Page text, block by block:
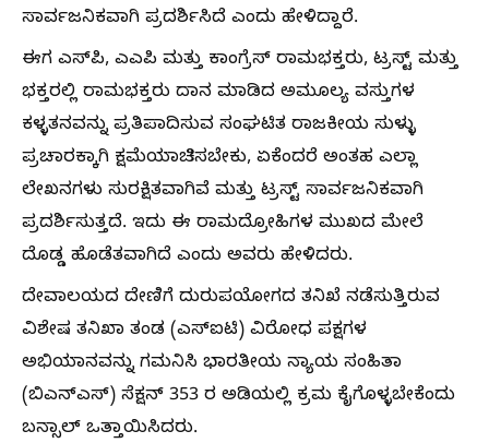
ಸಾರ್ವಜನಿಕವಾಗಿ ಪ್ರದರ್ಶಿಸಿದೆ ಎಂದು ಹೇಳಿದ್ದಾರೆ.
ಈಗ ಎಸ್‌‍ಪಿ, ಎಎಪಿ ಮತ್ತು ಕಾಂಗ್ರೆಸ್‌‍ ರಾಮಭಕ್ತರು, ಟ್ರಸ್ಟ್‌ ಮತ್ತು
ಭಕ್ತರಲ್ಲಿ ರಾಮಭಕ್ತರು ದಾನ ಮಾಡಿದ ಅಮೂಲ್ಯ ವಸ್ತುಗಳ
ಕಳ್ಳತನವನ್ನು ಪ್ರತಿಪಾದಿಸುವ ಸಂಘಟಿತ ರಾಜಕೀಯ ಸುಳ್ಳು
ಪ್ರಚಾರಕ್ಕಾಗಿ ಕ್ಷಮೆಯಾಚಿಸಬೇಕು, ಏಕೆಂದರೆ ಅಂತಹ ಎಲ್ಲಾ
ಲೇಖನಗಳು ಸುರಕ್ಷಿತವಾಗಿವೆ ಮತ್ತು ಟ್ರಸ್ಟ್‌ ಸಾರ್ವಜನಿಕವಾಗಿ
ಪ್ರದರ್ಶಿಸುತ್ತದೆ. ಇದು ಈ ರಾಮದ್ರೋಹಿಗಳ ಮುಖದ ಮೇಲೆ
ದೊಡ್ಡ ಹೊಡೆತವಾಗಿದೆ ಎಂದು ಅವರು ಹೇಳಿದರು.
ದೇವಾಲಯದ ದೇಣಿಗೆ ದುರುಪಯೋಗದ ತನಿಖೆ ನಡೆಸುತ್ತಿರುವ
ವಿಶೇಷ ತನಿಖಾ ತಂಡ (ಎಸ್‌‍ಐಟಿ) ವಿರೋಧ ಪಕ್ಷಗಳ
ಅಭಿಯಾನವನ್ನು ಗಮನಿಸಿ ಭಾರತೀಯ ನ್ಯಾಯ ಸಂಹಿತಾ
(ಬಿಎನ್‌ಎಸ್‌‍) ಸೆಕ್ಷನ್‌ 353 ರ ಅಡಿಯಲ್ಲಿ ಕ್ರಮ ಕೈಗೊಳ್ಳಬೇಕೆಂದು
ಬನ್ಸಾಲ್‌ ಒತ್ತಾಯಿಸಿದರು.